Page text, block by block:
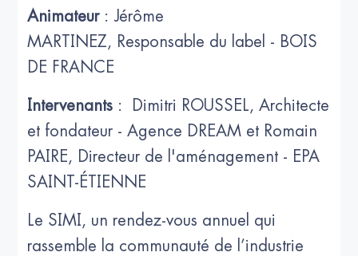
Animateur : Jérôme
MARTINEZ, Responsable du label - BOIS
DE FRANCE
Intervenants : Dimitri ROUSSEL, Architecte
et fondateur - Agence DREAM et Romain
PAIRE, Directeur de l'aménagement - EPA
SAINT-ÉTIENNE
Le SIMI, un rendez-vous annuel qui
rassemble la communauté de l’industrie